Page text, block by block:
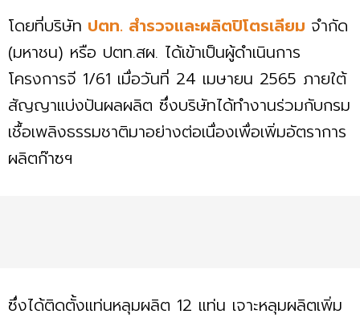
โดยที่บริษัท ปตท. สำรวจและผลิตปิโตรเลียม จำกัด
(มหาชน) หรือ ปตท.สผ. ได้เข้าเป็นผู้ดำเนินการ
โครงการจี 1/61 เมื่อวันที่ 24 เมษายน 2565 ภายใต้
สัญญาแบ่งปันผลผลิต ซึ่งบริษัทได้ทำงานร่วมกับกรม
เชื้อเพลิงธรรมชาติมาอย่างต่อเนื่องเพื่อเพิ่มอัตราการ
ผลิตก๊าซฯ
ซึ่งได้ติดตั้งแท่นหลุมผลิต 12 แท่น เจาะหลุมผลิตเพิ่ม